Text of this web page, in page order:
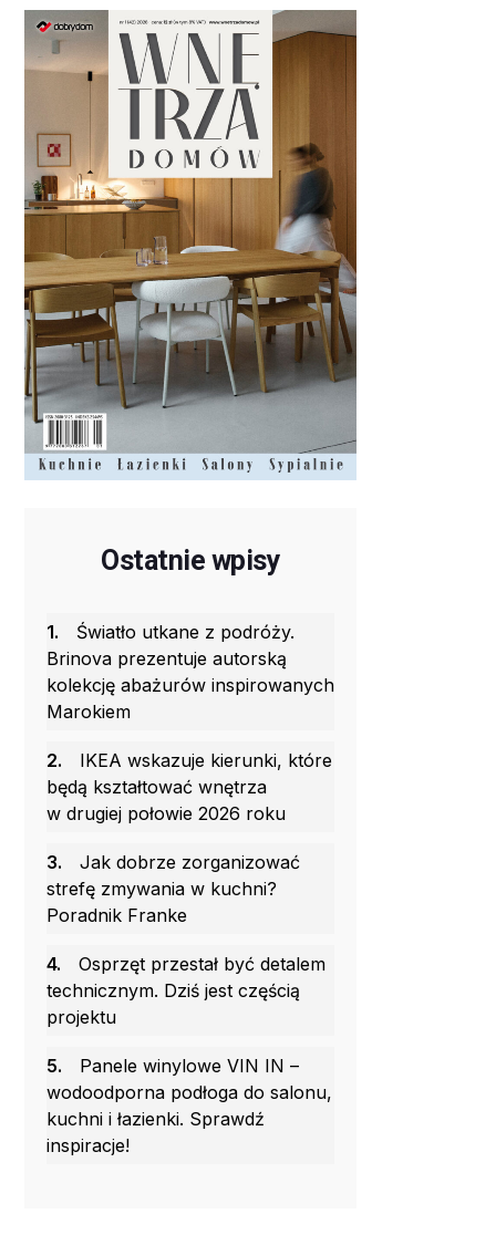
Ostatnie wpisy
1.
Światło utkane z podróży.
Brinova prezentuje autorską
kolekcję abażurów inspirowanych
Marokiem
2.
IKEA wskazuje kierunki, które
będą kształtować wnętrza
w drugiej połowie 2026 roku
3.
Jak dobrze zorganizować
strefę zmywania w kuchni?
Poradnik Franke
4.
Osprzęt przestał być detalem
technicznym. Dziś jest częścią
projektu
5.
Panele winylowe VIN IN –
wodoodporna podłoga do salonu,
kuchni i łazienki. Sprawdź
inspiracje!